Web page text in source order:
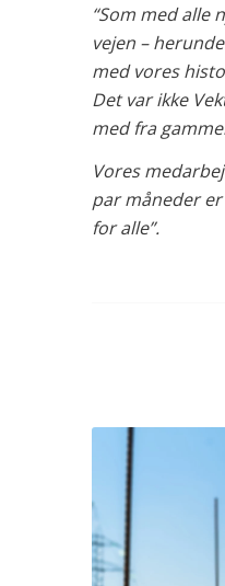
“Som med alle
vejen –
med vores
Det var ikke
med fra
Vores
par måneder
for alle”.